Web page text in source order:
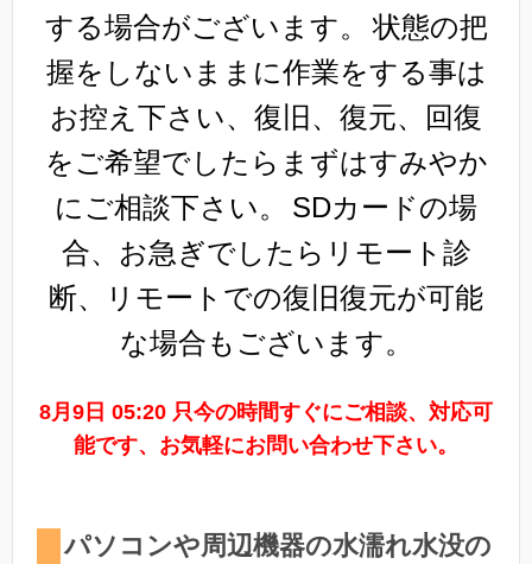
する場合がございます。
状態の把
握をしないままに作業をする事は
お控え下さい、復旧、復元、回復
をご希望でしたらまずはすみやか
にご相談下さい。
SDカードの場
合、お急ぎでしたらリモート診
断、リモートでの復旧復元が可能
な場合もございます。
8月9日 05:20 只今の時間すぐにご相談、対応可
能です、お気軽にお問い合わせ下さい。
パソコンや周辺機器の水濡れ水没の